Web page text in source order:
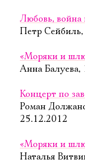
Любовь, война
Петр
«Моряки и
Анна Балуева,
Концерт по
Роман
25.12.2012
«Моряки и
Наталья